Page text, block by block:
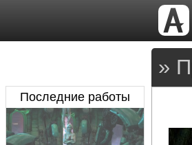
»
Последние работы